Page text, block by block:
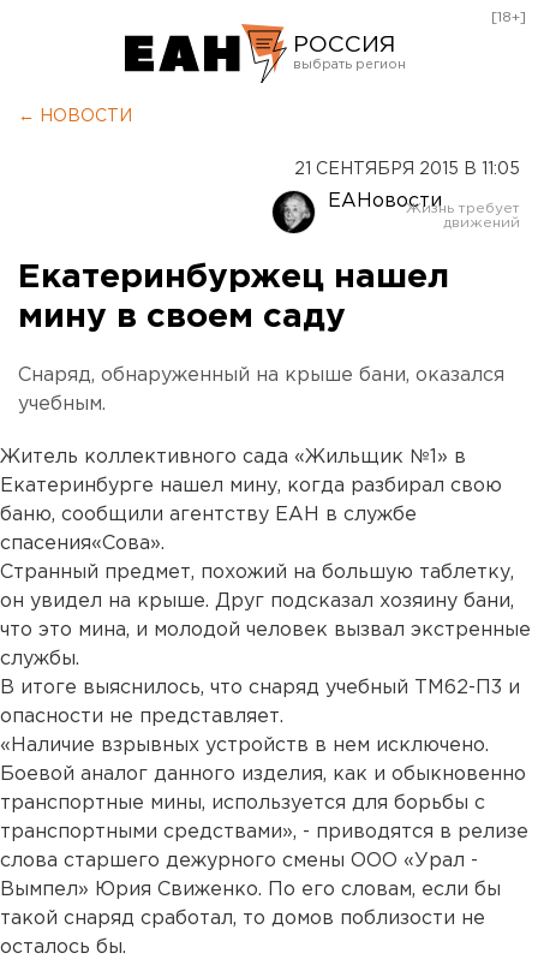
РОССИЯ
Оренбург
[18+]
← НОВОСТИ
21 СЕНТЯБРЯ 2015 В 11:05
ЕАНовости
Екатеринбуржец нашел
мину в своем саду
Снаряд, обнаруженный на крыше бани, оказался
учебным.
Житель коллективного сада «Жильщик №1» в
Екатеринбурге нашел мину, когда разбирал свою
баню, сообщили агентству ЕАН в службе
спасения«Сова».
Странный предмет, похожий на большую таблетку,
он увидел на крыше. Друг подсказал хозяину бани,
что это мина, и молодой человек вызвал экстренные
службы.
В итоге выяснилось, что снаряд учебный ТМ62-П3 и
опасности не представляет.
«Наличие взрывных устройств в нем исключено.
Боевой аналог данного изделия, как и обыкновенно
транспортные мины, используется для борьбы с
транспортными средствами», - приводятся в релизе
слова старшего дежурного смены ООО «Урал -
Вымпел» Юрия Свиженко. По его словам, если бы
такой снаряд сработал, то домов поблизости не
осталось бы.